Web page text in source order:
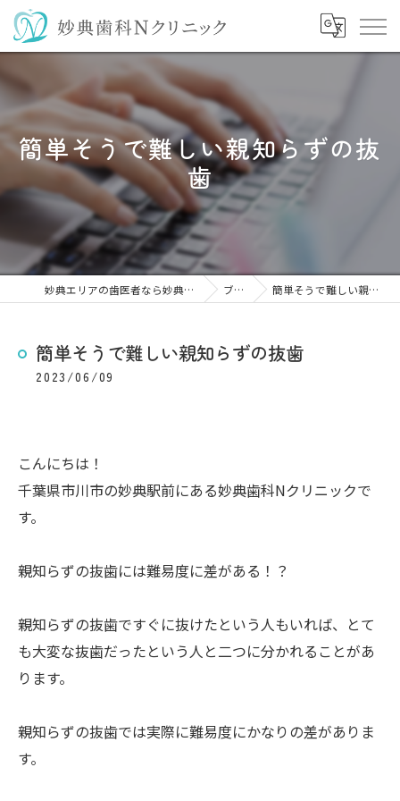
簡単そうで難しい親知らずの抜
歯
妙典エリアの歯医者なら妙典歯科Nクリニック ブログ 簡単そうで難しい親知らずの抜歯
簡単そうで難しい親知らずの抜歯
2023/06/09
こんにちは！
千葉県市川市の妙典駅前にある妙典歯科Nクリニックで
す。
親知らずの抜歯には難易度に差がある！？
親知らずの抜歯ですぐに抜けたという人もいれば、とて
も大変な抜歯だったという人と二つに分かれることがあ
ります。
親知らずの抜歯では実際に難易度にかなりの差がありま
す。